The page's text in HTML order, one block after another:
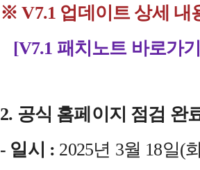
※ V7.1 업데이트 상세 내
[V7.1 패치노트 바로가
2. 공식 홈페이지 점검 완
- 일시 : 2025년 3월 18일(